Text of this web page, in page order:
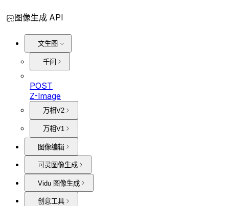
图像生成 API
文生图
千问
POST
Z-Image
万相V2
万相V1
图像编辑
可灵图像生成
Vidu 图像生成
创意工具